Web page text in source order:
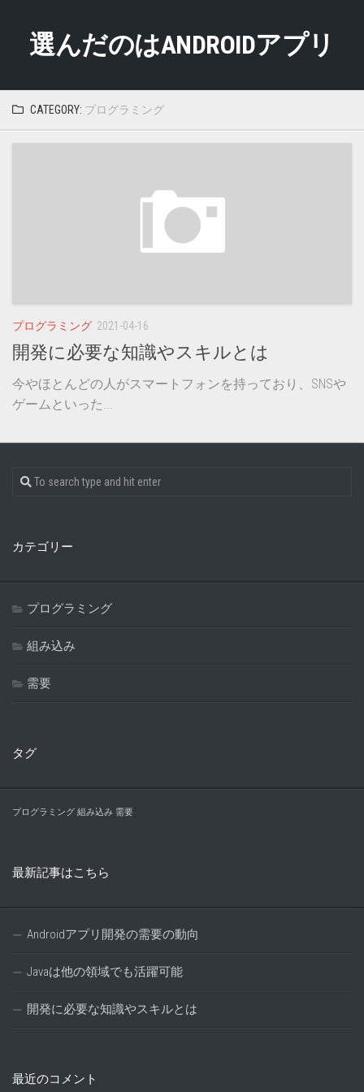
content選んだのはANDROIDアプリ
CATEGORY: プログラミング
プログラミング 2021-04-16
開発に必要な知識やスキルとは
今やほとんどの人がスマートフォンを持っており、SNSや
ゲームといった...
カテゴリー
プログラミング
組み込み
需要
タグ
プログラミング 組み込み 需要
最新記事はこちら
Androidアプリ開発の需要の動向
Javaは他の領域でも活躍可能
開発に必要な知識やスキルとは
最近のコメント